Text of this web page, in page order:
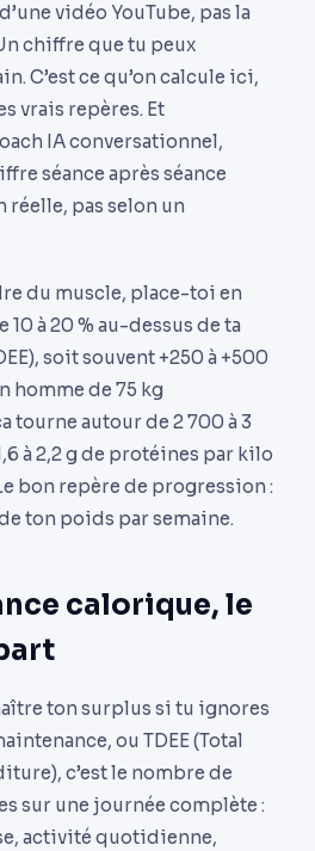
vidéo YouTube, pas la
chiffre que tu peux
C’est ce qu’on calcule ici,
vrais repères. Et
IA conversationnel,
séance après séance
pas selon un
du muscle, place-toi en
à 20 % au-dessus de ta
soit souvent +250 à +500
homme de 75 kg
tourne autour de 2 700 à 3
à 2,2 g de protéines par kilo
bon repère de progression :
ton poids par semaine.
calorique, le
ton surplus si tu ignores
ou TDEE (Total
c’est le nombre de
sur une journée complète :
activité quotidienne,